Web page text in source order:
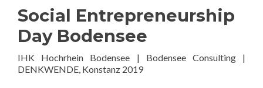
Social Entrepreneurship
Day Bodensee
IHK Hochrhein Bodensee | Bodensee Consulting |
DENKWENDE, Konstanz 2019